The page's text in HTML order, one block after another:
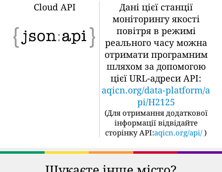
Cloud API
Дані цієї станції
моніторингу якості
повітря в режимі
реального часу можна
отримати програмним
шляхом за допомогою
цієї URL-адреси API:
aqicn.org/data-platform/a
pi/H2125
(Для отримання додаткової
інформації відвідайте
сторінку API:aqicn.org/api/ )